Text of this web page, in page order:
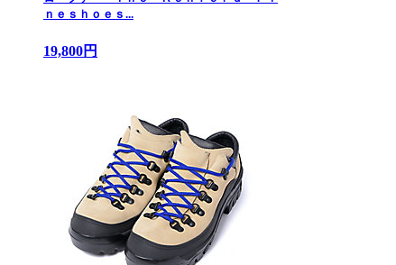
ｎｅｓｈｏｅｓ...
19,800円